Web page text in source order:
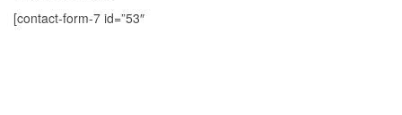
[contact-form-7 id=”53″